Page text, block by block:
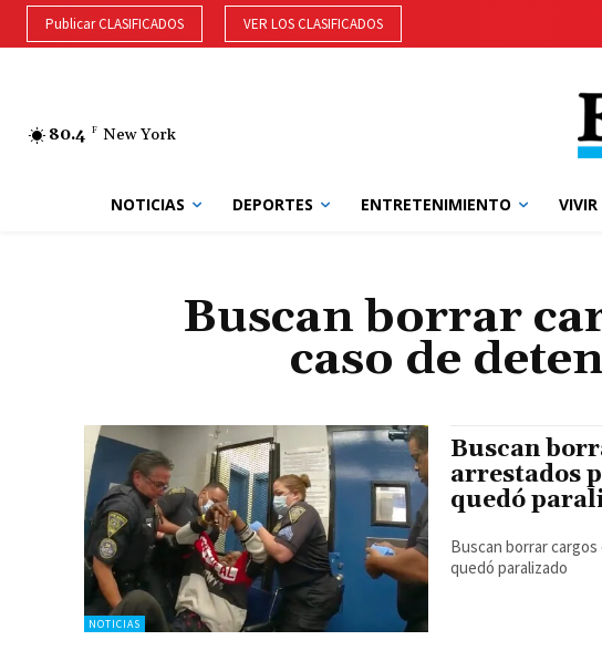
Publicar CLASIFICADOS VER LOS CLASIFICADOS
80.4 F New York
NOTICIAS DEPORTES ENTRETENIMIENTO VIVIR
Buscan borrar
caso de
NOTICIAS
Buscan
arrestados
quedó
Buscan borrar
quedó paralizado